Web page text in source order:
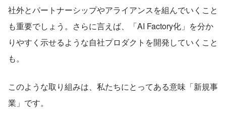
社外とパートナーシップやアライアンスを組んでいくこと
も重要でしょう。さらに言えば、「AI Factory化」を分か
りやすく示せるような自社プロダクトを開発していくこと
も。
このような取り組みは、私たちにとってある意味「新規事
業」です。